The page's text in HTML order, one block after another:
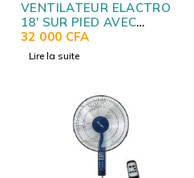
VENTILATEUR ELACTRON
18' SUR PIED AVEC
TELECOMMANDE NOIR L96
32 000 CFA
Lire la suite